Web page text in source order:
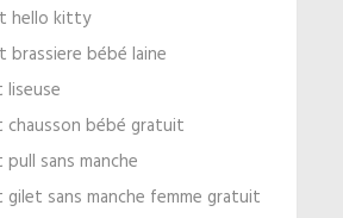
hello kitty
bébé laine
bébé gratuit
sans manche
sans manche femme gratuit